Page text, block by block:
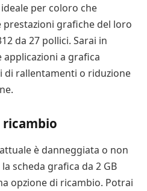
per coloro che
grafiche del loro
da 27 pollici. Sarai in
a grafica
di rallentamenti o riduzione
è danneggiata o non
scheda grafica da 2 GB
opzione di ricambio. Potrai